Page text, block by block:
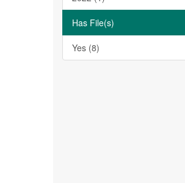
Has File(s)
Yes (8)